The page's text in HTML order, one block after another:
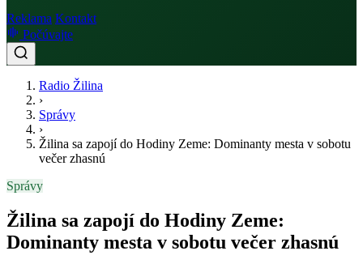
Reklama Kontakt
Počúvajte
Radio Žilina
›
Správy
›
Žilina sa zapojí do Hodiny Zeme: Dominanty mesta v sobotu
večer zhasnú
Správy
Žilina sa zapojí do Hodiny Zeme:
Dominanty mesta v sobotu večer zhasnú